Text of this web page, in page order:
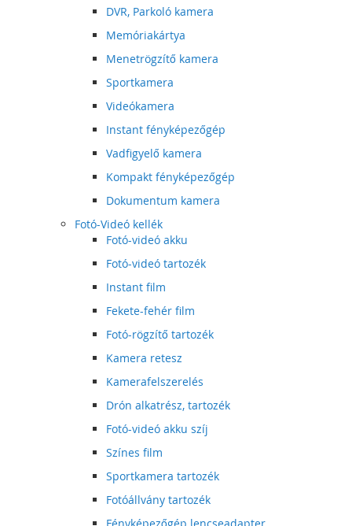
DVR, Parkoló kamera
Memóriakártya
Menetrögzítő kamera
Sportkamera
Videókamera
Instant fényképezőgép
Vadfigyelő kamera
Kompakt fényképezőgép
Dokumentum kamera
Fotó-Videó kellék
Fotó-videó akku
Fotó-videó tartozék
Instant film
Fekete-fehér film
Fotó-rögzítő tartozék
Kamera retesz
Kamerafelszerelés
Drón alkatrész, tartozék
Fotó-videó akku szíj
Színes film
Sportkamera tartozék
Fotóállvány tartozék